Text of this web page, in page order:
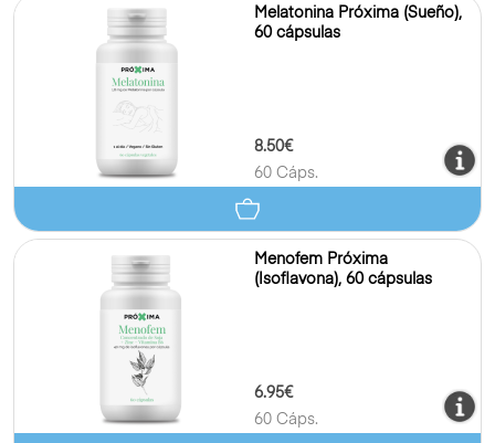
Melatonina Próxima (Sueño),
60 cápsulas
8.50€
60 Cáps.
Menofem Próxima
(Isoflavona), 60 cápsulas
6.95€
60 Cáps.